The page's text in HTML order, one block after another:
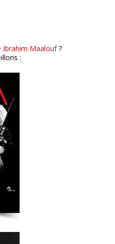
Ibrahim Maalouf?
: